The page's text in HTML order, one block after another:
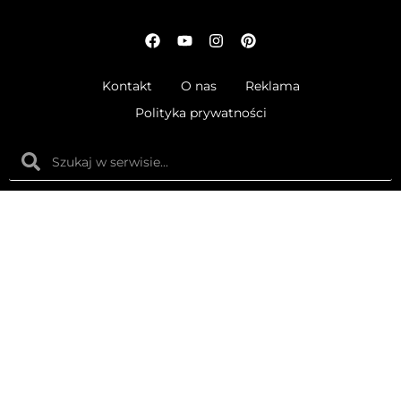
Kontakt O nas
Reklama
Polityka prywatności